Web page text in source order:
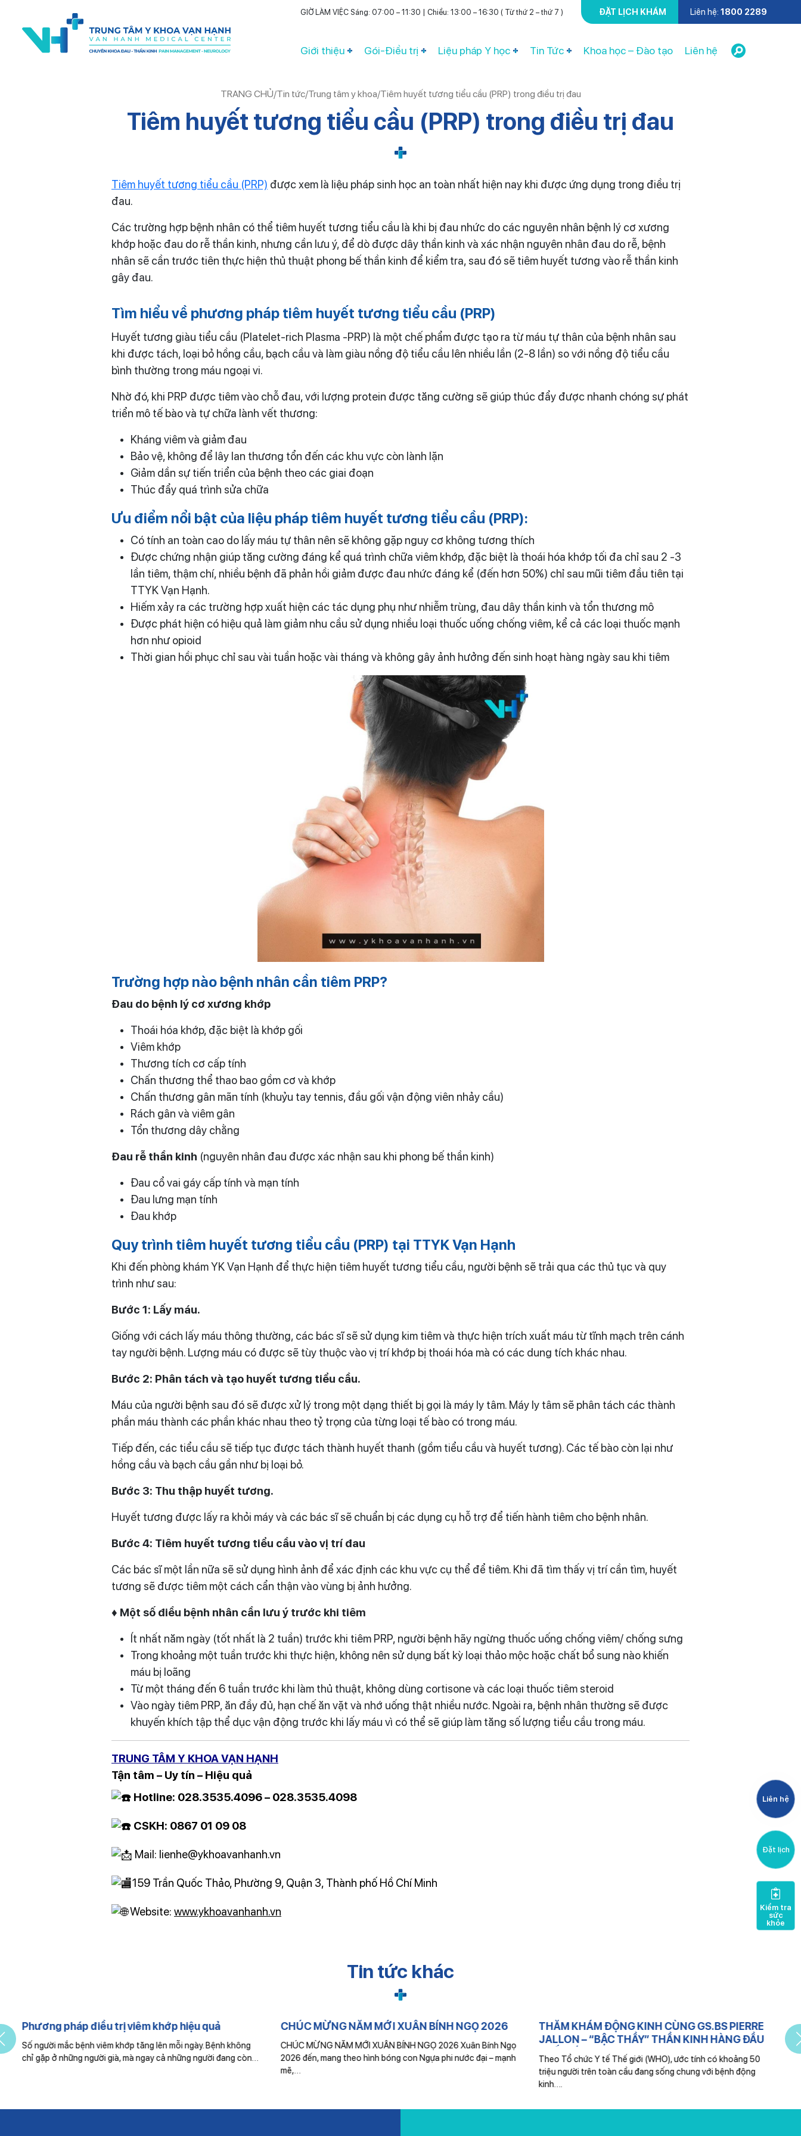
GIỜ LÀM VIỆC Sáng: 07:00 – 11:30 | Chiều: 13:00 – 16:30 ( Từ thứ 2 – thứ 7 ) ĐẶT LỊCH KHÁM Liên hệ: 1800 2289
Giới thiệu Gói-Điều trị Liệu pháp Y học Tin Tức Khoa học – Đào tạo Liên hệ
TRANG CHỦ/Tin tức/Trung tâm y khoa/Tiêm huyết tương tiểu cầu (PRP) trong điều trị đau
Tiêm huyết tương tiểu cầu (PRP) trong điều trị đau
Tiêm huyết tương tiểu cầu (PRP) được xem là liệu pháp sinh học an toàn nhất hiện nay khi được ứng dụng trong điều trị
đau.
Các trường hợp bệnh nhân có thể tiêm huyết tương tiểu cầu là khi bị đau nhức do các nguyên nhân bệnh lý cơ xương
khớp hoặc đau do rễ thần kinh, nhưng cần lưu ý, để dò được dây thần kinh và xác nhận nguyên nhân đau do rễ, bệnh
nhân sẽ cần trước tiên thực hiện thủ thuật phong bế thần kinh để kiểm tra, sau đó sẽ tiêm huyết tương vào rễ thần kinh
gây đau.
Tìm hiểu về phương pháp tiêm huyết tương tiểu cầu (PRP)
Huyết tương giàu tiểu cầu (Platelet-rich Plasma -PRP) là một chế phẩm được tạo ra từ máu tự thân của bệnh nhân sau
khi được tách, loại bỏ hồng cầu, bạch cầu và làm giàu nồng độ tiểu cầu lên nhiều lần (2-8 lần) so với nồng độ tiểu cầu
bình thường trong máu ngoại vi.
Nhờ đó, khi PRP được tiêm vào chỗ đau, với lượng protein được tăng cường sẽ giúp thúc đẩy được nhanh chóng sự phát
triển mô tế bào và tự chữa lành vết thương:
Kháng viêm và giảm đau
Bảo vệ, không để lây lan thương tổn đến các khu vực còn lành lặn
Giảm dần sự tiến triển của bệnh theo các giai đoạn
Thúc đẩy quá trình sửa chữa
Ưu điểm nổi bật của liệu pháp tiêm huyết tương tiểu cầu (PRP):
Có tính an toàn cao do lấy máu tự thân nên sẽ không gặp nguy cơ không tương thích
Được chứng nhận giúp tăng cường đáng kể quá trình chữa viêm khớp, đặc biệt là thoái hóa khớp tối đa chỉ sau 2 -3
lần tiêm, thậm chí, nhiều bệnh đã phản hồi giảm được đau nhức đáng kể (đến hơn 50%) chỉ sau mũi tiêm đầu tiên tại
TTYK Vạn Hạnh.
Hiếm xảy ra các trường hợp xuất hiện các tác dụng phụ như nhiễm trùng, đau dây thần kinh và tổn thương mô
Được phát hiện có hiệu quả làm giảm nhu cầu sử dụng nhiều loại thuốc uống chống viêm, kể cả các loại thuốc mạnh
hơn như opioid
Thời gian hồi phục chỉ sau vài tuần hoặc vài tháng và không gây ảnh hưởng đến sinh hoạt hàng ngày sau khi tiêm
Trường hợp nào bệnh nhân cần tiêm PRP?
Đau do bệnh lý cơ xương khớp
Thoái hóa khớp, đặc biệt là khớp gối
Viêm khớp
Thương tích cơ cấp tính
Chấn thương thể thao bao gồm cơ và khớp
Chấn thương gân mãn tính (khuỷu tay tennis, đầu gối vận động viên nhảy cầu)
Rách gân và viêm gân
Tổn thương dây chằng
Đau rễ thần kinh (nguyên nhân đau được xác nhận sau khi phong bế thần kinh)
Đau cổ vai gáy cấp tính và mạn tính
Đau lưng mạn tính
Đau khớp
Quy trình tiêm huyết tương tiểu cầu (PRP) tại TTYK Vạn Hạnh
Khi đến phòng khám YK Vạn Hạnh để thực hiện tiêm huyết tương tiểu cầu, người bệnh sẽ trải qua các thủ tục và quy
trình như sau:
Bước 1: Lấy máu.
Giống với cách lấy máu thông thường, các bác sĩ sẽ sử dụng kim tiêm và thực hiện trích xuất máu từ tĩnh mạch trên cánh
tay người bệnh. Lượng máu có được sẽ tùy thuộc vào vị trí khớp bị thoái hóa mà có các dung tích khác nhau.
Bước 2: Phân tách và tạo huyết tương tiểu cầu.
Máu của người bệnh sau đó sẽ được xử lý trong một dạng thiết bị gọi là máy ly tâm. Máy ly tâm sẽ phân tách các thành
phần máu thành các phần khác nhau theo tỷ trọng của từng loại tế bào có trong máu.
Tiếp đến, các tiểu cầu sẽ tiếp tục được tách thành huyết thanh (gồm tiểu cầu và huyết tương). Các tế bào còn lại như
hồng cầu và bạch cầu gần như bị loại bỏ.
Bước 3: Thu thập huyết tương.
Huyết tương được lấy ra khỏi máy và các bác sĩ sẽ chuẩn bị các dụng cụ hỗ trợ để tiến hành tiêm cho bệnh nhân.
Bước 4: Tiêm huyết tương tiểu cầu vào vị trí đau
Các bác sĩ một lần nữa sẽ sử dụng hình ảnh để xác định các khu vực cụ thể để tiêm. Khi đã tìm thấy vị trí cần tìm, huyết
tương sẽ được tiêm một cách cẩn thận vào vùng bị ảnh hưởng.
♦ Một số điều bệnh nhân cần lưu ý trước khi tiêm
Ít nhất năm ngày (tốt nhất là 2 tuần) trước khi tiêm PRP, người bệnh hãy ngừng thuốc uống chống viêm/ chống sưng
Trong khoảng một tuần trước khi thực hiện, không nên sử dụng bất kỳ loại thảo mộc hoặc chất bổ sung nào khiến
máu bị loãng
Từ một tháng đến 6 tuần trước khi làm thủ thuật, không dùng cortisone và các loại thuốc tiêm steroid
Vào ngày tiêm PRP, ăn đầy đủ, hạn chế ăn vặt và nhớ uống thật nhiều nước. Ngoài ra, bệnh nhân thường sẽ được
khuyến khích tập thể dục vận động trước khi lấy máu vì có thể sẽ giúp làm tăng số lượng tiểu cầu trong máu.
TRUNG TÂM Y KHOA VẠN HẠNH
Tận tâm – Uy tín – Hiệu quả
Hotline: 028.3535.4096 – 028.3535.4098
CSKH: 0867 01 09 08
Mail: lienhe@ykhoavanhanh.vn
159 Trần Quốc Thảo, Phường 9, Quận 3, Thành phố Hồ Chí Minh
Website: www.ykhoavanhanh.vn
Tin tức khác
Phương pháp điều trị viêm khớp hiệu quả
Số người mắc bệnh viêm khớp tăng lên mỗi ngày. Bệnh không
chỉ gặp ở những người già, mà ngay cả những người đang còn…
CHÚC MỪNG NĂM MỚI XUÂN BÍNH NGỌ 2026
CHÚC MỪNG NĂM MỚI XUÂN BÍNH NGỌ 2026 Xuân Bính Ngọ
2026 đến, mang theo hình bóng con Ngựa phi nước đại – mạnh
mẽ,…
THĂM KHÁM ĐỘNG KINH CÙNG GS.BS PIERRE
JALLON – “BẬC THẦY” THẦN KINH HÀNG ĐẦU
THẾ GIỚI
Theo Tổ chức Y tế Thế giới (WHO), ước tính có khoảng 50
triệu người trên toàn cầu đang sống chung với bệnh động
kinh….
Liên hệ
Đặt lịch
Kiểm tra
sức
khỏe